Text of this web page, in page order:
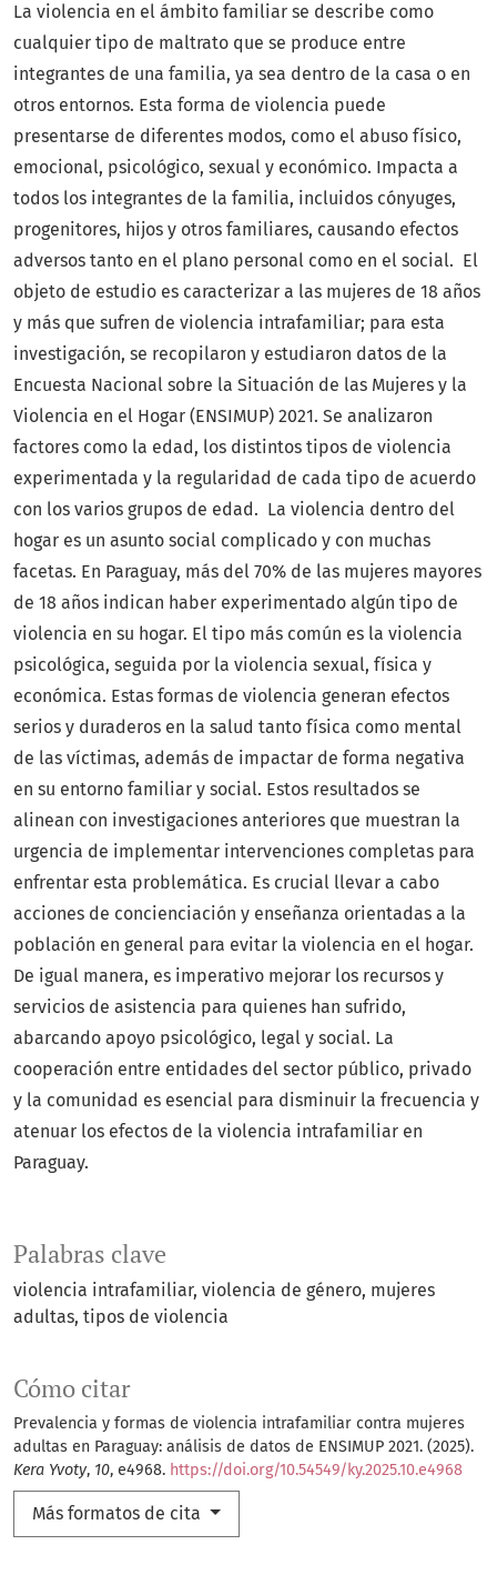
Palabras clave
violencia intrafamiliar violencia de género mujeres
adultas tipos de violencia
Cómo citar
Prevalencia y formas de violencia intrafamiliar contra mujeres
adultas en Paraguay: análisis de datos de ENSIMUP 2021. (2025).
Kera Yvoty, 10, e4968. https://doi.org/10.54549/ky.2025.10.e4968
Más formatos de cita
La violencia en el ámbito familiar se describe como
cualquier tipo de maltrato que se produce entre
integrantes de una familia, ya sea dentro de la casa o en
otros entornos. Esta forma de violencia puede
presentarse de diferentes modos, como el abuso físico,
emocional, psicológico, sexual y económico. Impacta a
todos los integrantes de la familia, incluidos cónyuges,
progenitores, hijos y otros familiares, causando efectos
adversos tanto en el plano personal como en el social. El
objeto de estudio es caracterizar a las mujeres de 18 años
y más que sufren de violencia intrafamiliar; para esta
investigación, se recopilaron y estudiaron datos de la
Encuesta Nacional sobre la Situación de las Mujeres y la
Violencia en el Hogar (ENSIMUP) 2021. Se analizaron
factores como la edad, los distintos tipos de violencia
experimentada y la regularidad de cada tipo de acuerdo
con los varios grupos de edad. La violencia dentro del
hogar es un asunto social complicado y con muchas
facetas. En Paraguay, más del 70% de las mujeres mayores
de 18 años indican haber experimentado algún tipo de
violencia en su hogar. El tipo más común es la violencia
psicológica, seguida por la violencia sexual, física y
económica. Estas formas de violencia generan efectos
serios y duraderos en la salud tanto física como mental
de las víctimas, además de impactar de forma negativa
en su entorno familiar y social. Estos resultados se
alinean con investigaciones anteriores que muestran la
urgencia de implementar intervenciones completas para
enfrentar esta problemática. Es crucial llevar a cabo
acciones de concienciación y enseñanza orientadas a la
población en general para evitar la violencia en el hogar.
De igual manera, es imperativo mejorar los recursos y
servicios de asistencia para quienes han sufrido,
abarcando apoyo psicológico, legal y social. La
cooperación entre entidades del sector público, privado
y la comunidad es esencial para disminuir la frecuencia y
atenuar los efectos de la violencia intrafamiliar en
Paraguay.